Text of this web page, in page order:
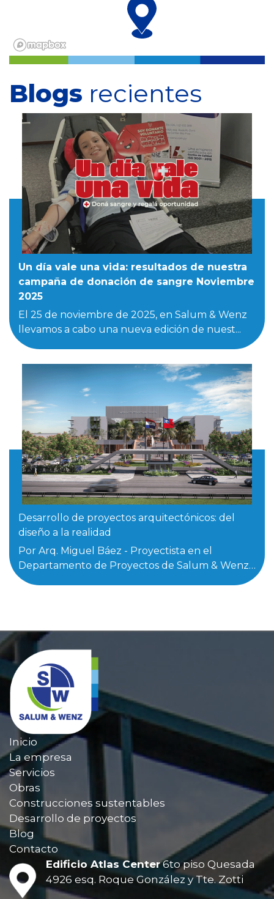
Blogs recientes
Un día vale una vida: resultados de nuestra
campaña de donación de sangre Noviembre
2025
El 25 de noviembre de 2025, en Salum & Wenz
llevamos a cabo una nueva edición de nuest...
Desarrollo de proyectos arquitectónicos: del
diseño a la realidad
Por Arq. Miguel Báez - Proyectista en el
Departamento de Proyectos de Salum & Wenz
...
Inicio
La empresa
Servicios
Obras
Construcciones sustentables
Desarrollo de proyectos
Blog
Contacto
Edificio Atlas Center6to piso Quesada
4926 esq. Roque Gonzálezy Tte. Zotti